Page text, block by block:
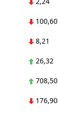
100,60
8,21
26,32
708,50
176,90